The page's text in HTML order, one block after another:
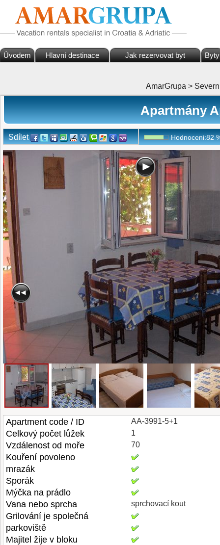
Úvodem Hlavní destinace Jak rezervovat byt Byty
AmarGrupa >
Apartmány
Sdílet Hodnoceni:82
Apartment code / ID AA-3991-5+1
Celkový počet lůžek 1
Vzdálenost od moře 70
Kouření povoleno
mrazák
Sporák
Mýčka na prádlo
Vana nebo sprcha
sprchovací kout
Grilování je společná
parkoviště
Majitel žije v bloku